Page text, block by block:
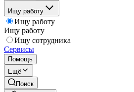
Ищу работу
Ищу работу
Ищу работу
Ищу сотрудника
Сервисы
Помощь
Ещё
Поиск